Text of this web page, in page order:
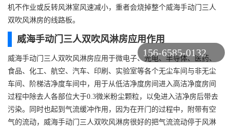
机不作业或反转风淋室风速减小，重者会烧掉整个威海手动门三人
双吹风淋房的线路板。
威海手动门三人双吹风淋房应用作用
威海手动门三人双吹风淋房应用于微电子、光电、半导体、医药、
食品、化工、航空、汽车、印刷、实验室等各个无尘车间与非无尘
车间、阶梯洁净度车间中，用于从低洁净度房间进入高洁净度房间
过程中除去人各部位大于0.3微米粉尘颗粒，以免进入洁净房后带去
污染。同时也起到气流缓冲作用，因为在开门的过程中，附带有空
气的流动，威海手动门三人双吹风淋房很好的把气流流动停于风淋
156-6585-0132